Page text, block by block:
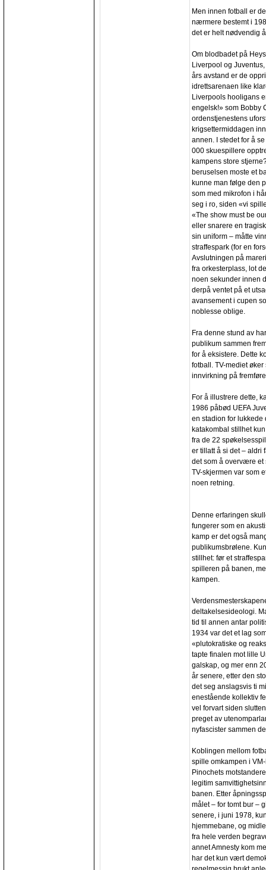
Men innen fotball er
nærmere bestemt i
det er helt nødvendig
Om blodbadet på
Liverpool og
års avstand er de
idrettsarenaen like
Liverpools hooligans
engelsk!» som Bobby
ordenstjenestens
krigsettermiddagen
annen. I stedet for å
000 skuespillere
kampens store
beruselsen moste et
kunne man følge den
som med mikrofon i
seg i ro, siden «vi
«The show must be
eller snarere en
sin uniform – måtte
straffespark (for en
Avslutningen på
fra orkesterplass, lot
noen sekunder innen
derpå ventet på et
avansement i cupen
noblesse oblige.
Fra denne stund av
publikum sammen
for å eksistere. Dette
fotball. TV-mediet
innvirkning på
For å illustrere dette,
1986 påbød UEFA
en stadion for lukkede
katakombal stillhet
fra de 22
er tillatt å si det – aldri
det som å overvære et
TV-skjermen var som
noen retning.
Denne erfaringen
fungerer som en
kamp er det også
publikumsbrølene.
stillhet: før et
spilleren på banen,
kampen.
deltakelsesideologi.
tid til annen antar
1934 var det et lag
«plutokratiske og
tapte finalen mot lille
galskap, og mer enn
år senere, etter den
det seg anslagsvis ti
enestående kollektiv
vel forvart siden
preget av
nyfascister sammen
Koblingen mellom
spille omkampen i
Pinochets
legitim
banen. Etter
målet – for tomt bur –
senere, i juni 1978,
hjemmebane, og
fra hele verden
annet Amnesty kom
har det kun vært